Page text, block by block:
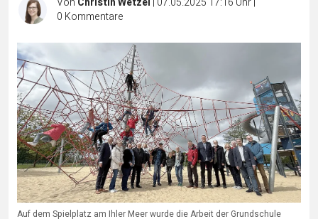
0 Kommentare
Auf dem Spielplatz am Ihler Meer wurde die Arbeit der Grundschule